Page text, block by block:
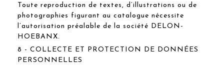
Toute reproduction de textes, d’illustrations ou de
photographies figurant au catalogue nécessite
l’autorisation préalable de la société DELON-
HOEBANX.
8 - COLLECTE ET PROTECTION DE DONNÉES
PERSONNELLES